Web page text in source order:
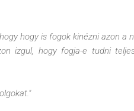
hogy is fogok kinézni azon a
izgul, hogy fogja-e tudni